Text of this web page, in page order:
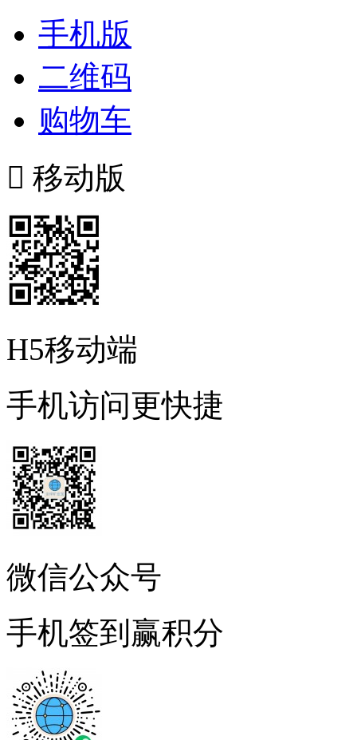
手机版
二维码
购物车
 移动版
H5移动端
手机访问更快捷
微信公众号
手机签到赢积分